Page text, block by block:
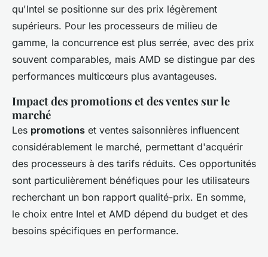
qu'Intel se positionne sur des prix légèrement
supérieurs. Pour les processeurs de milieu de
gamme, la concurrence est plus serrée, avec des prix
souvent comparables, mais AMD se distingue par des
performances multicœurs plus avantageuses.
Impact des promotions et des ventes sur le
marché
Les promotions et ventes saisonnières influencent
considérablement le marché, permettant d'acquérir
des processeurs à des tarifs réduits. Ces opportunités
sont particulièrement bénéfiques pour les utilisateurs
recherchant un bon rapport qualité-prix. En somme,
le choix entre Intel et AMD dépend du budget et des
besoins spécifiques en performance.